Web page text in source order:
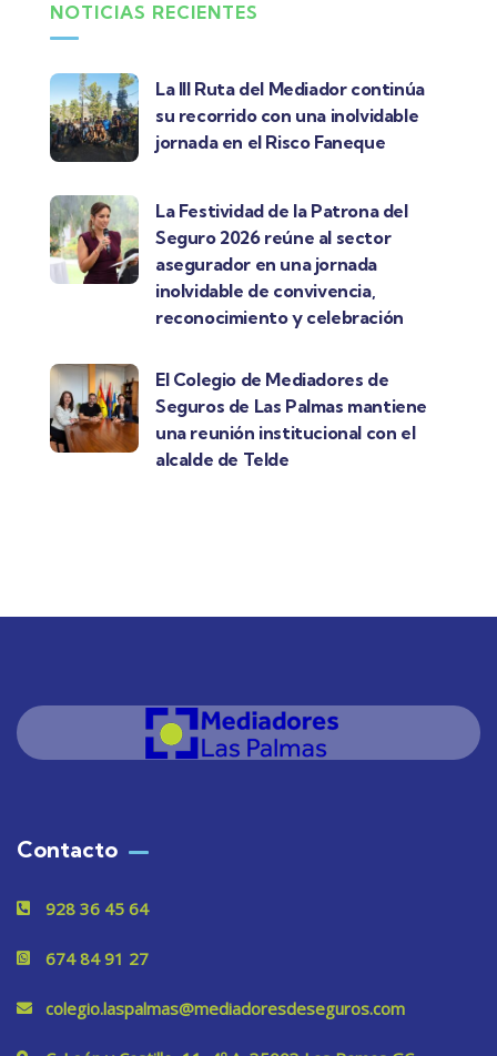
NOTICIAS RECIENTES
La III Ruta del Mediador continúa
su recorrido con una inolvidable
jornada en el Risco Faneque
La Festividad de la Patrona del
Seguro 2026 reúne al sector
asegurador en una jornada
inolvidable de convivencia,
reconocimiento y celebración
El Colegio de Mediadores de
Seguros de Las Palmas mantiene
una reunión institucional con el
alcalde de Telde
Contacto
928 36 45 64
674 84 91 27
colegio.laspalmas@mediadoresdeseguros.com